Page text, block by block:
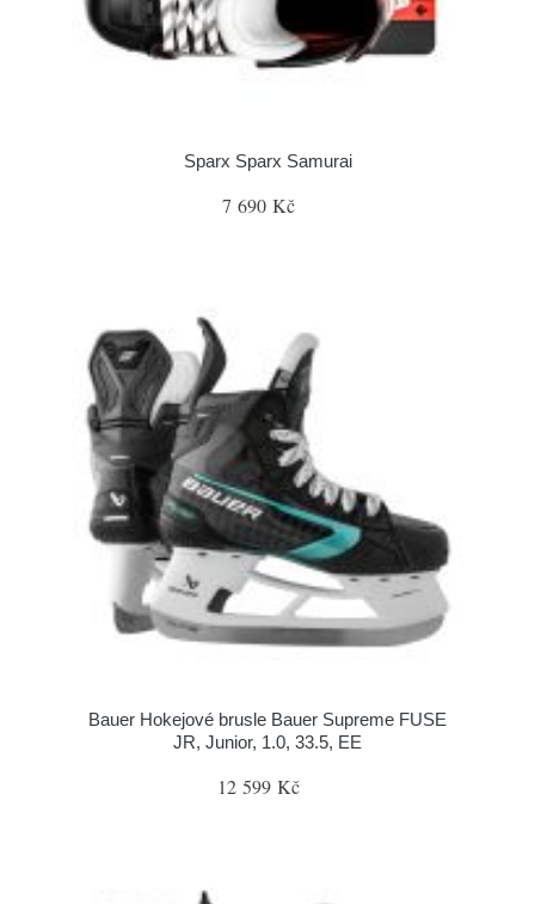
Sparx Sparx Samurai
7 690 Kč
Bauer Hokejové brusle Bauer Supreme FUSE
JR, Junior, 1.0, 33.5, EE
12 599 Kč